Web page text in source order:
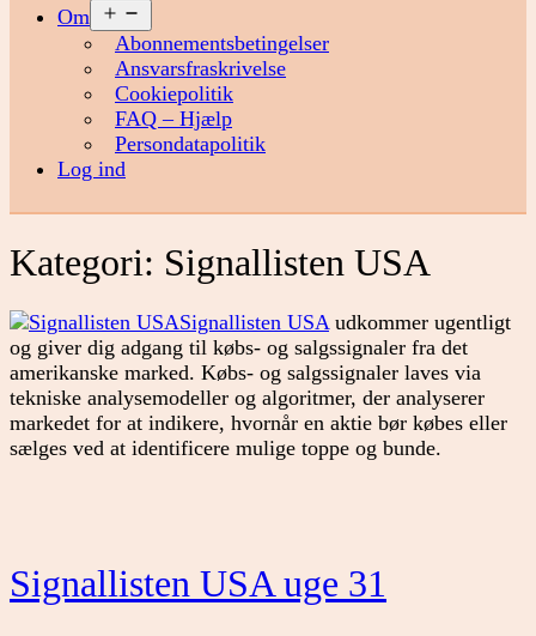
Om
menu
Abonnementsbetingelser
Ansvarsfraskrivelse
Cookiepolitik
FAQ – Hjælp
Persondatapolitik
Log ind
Kategori: Signallisten USA
Signallisten USAudkommer ugentligt
og giver dig adgang til købs- og salgssignaler fra det
amerikanske marked. Købs- og salgssignaler laves via
tekniske analysemodeller og algoritmer, der analyserer
markedet for at indikere, hvornår en aktie bør købes eller
sælges ved at identificere mulige toppe og bunde.
Signallisten USA uge 31